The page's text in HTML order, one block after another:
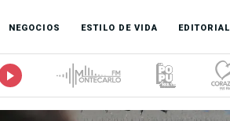
NEGOCIOS ESTILO DE VIDA EDITORIAL